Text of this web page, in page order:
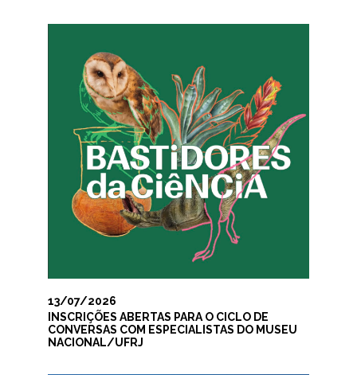
13/07/2026
INSCRIÇÕES ABERTAS PARA O CICLO DE
CONVERSAS COM ESPECIALISTAS DO MUSEU
NACIONAL/UFRJ